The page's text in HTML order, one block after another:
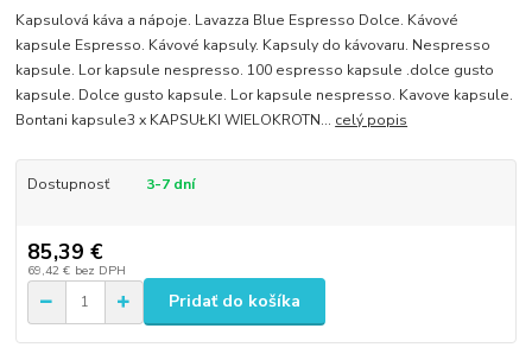
Kapsulová káva a nápoje. Lavazza Blue Espresso Dolce. Kávové
kapsule Espresso. Kávové kapsuly. Kapsuly do kávovaru. Nespresso
kapsule. Lor kapsule nespresso. 100 espresso kapsule .dolce gusto
kapsule. Dolce gusto kapsule. Lor kapsule nespresso. Kavove kapsule.
Bontani kapsule3 x KAPSUŁKI WIELOKROTN... celý popis
Dostupnosť 3-7 dní
85,39 €
69,42 € bez DPH
Pridať do košíka